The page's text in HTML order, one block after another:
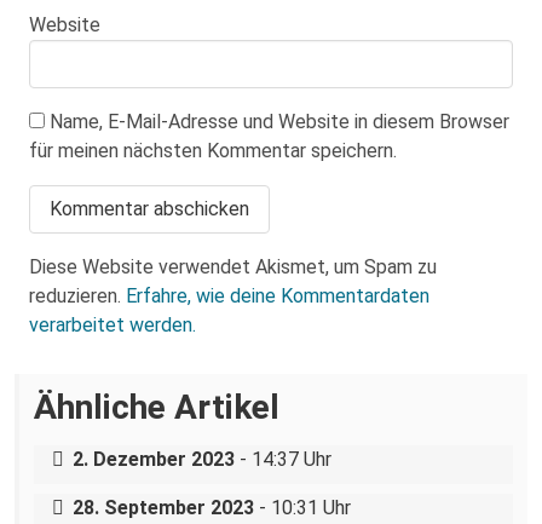
Website
Name, E-Mail-Adresse und Website in diesem Browser
für meinen nächsten Kommentar speichern.
Diese Website verwendet Akismet, um Spam zu
reduzieren. Erfahre, wie deine Kommentardaten
verarbeitet werden.
Ähnliche Artikel
Von der PEGIDA-Demo in den Senat der
2. Dezember 2023 - 14:37 Uhr
Tausende bei rassistischen Proteste in
28. September 2023 - 10:31 Uhr
Demonstrationen gegen Unterkunft in